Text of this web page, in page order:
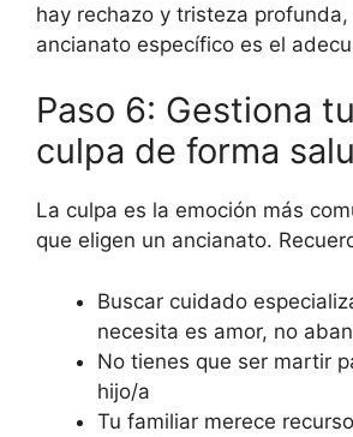
hay rechazo y tristeza
ancianato específico es el
Paso 6: Gestiona
culpa de forma
La culpa es la emoción más
que eligen un ancianato.
Buscar cuidado
necesita es amor, no
No tienes que ser martir
hijo/a
Tu familiar merece